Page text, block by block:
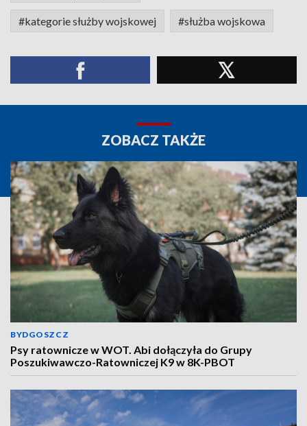
#kategorie służby wojskowej #służba wojskowa
ZOBACZ TAKŻE
BYDGOSZCZ
Psy ratownicze w WOT. Abi dołączyła do Grupy
Poszukiwawczo-Ratowniczej K9 w 8K-PBOT